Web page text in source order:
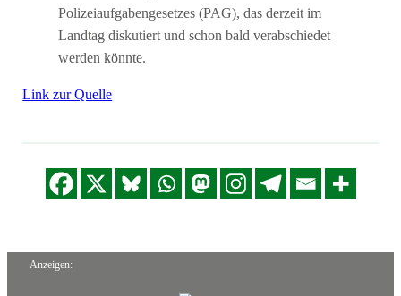
Polizeiaufgabengesetzes (PAG), das derzeit im
Landtag diskutiert und schon bald verabschiedet
werden könnte.
Link zur Quelle
Anzeigen: